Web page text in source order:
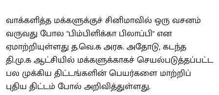
வாக்களித்த மக்களுக்குச் சினிமாவில் ஒரு வசனம்
வருவது போல "பிம்பிளிக்கா பிலாப்பி" என
ஏமாற்றியுள்ளது த.வெ.க அரசு. அதோடு, கடந்த
தி.மு.க ஆட்சியில் மக்களுக்காகச் செயல்படுத்தப்பட்ட
பல முக்கிய திட்டங்களின் பெயர்களை மாற்றிப்
புதிய திட்டம் போல் அறிவித்துள்ளது.